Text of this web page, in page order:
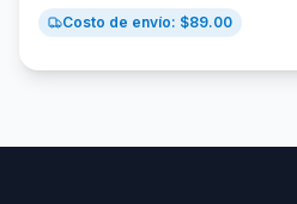
Costo de envío: $89.00